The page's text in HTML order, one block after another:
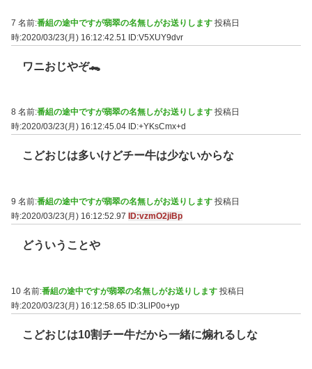
7 名前:番組の途中ですが翡翠の名無しがお送りします 投稿日
時:2020/03/23(月) 16:12:42.51 ID:V5XUY9dvr
ワニおじやぞ🐊
8 名前:番組の途中ですが翡翠の名無しがお送りします 投稿日
時:2020/03/23(月) 16:12:45.04 ID:+YKsCmx+d
こどおじは多いけどチー牛は少ないからな
9 名前:番組の途中ですが翡翠の名無しがお送りします 投稿日
時:2020/03/23(月) 16:12:52.97
ID:vzmO2jiBp
どういうことや
10 名前:番組の途中ですが翡翠の名無しがお送りします 投稿日
時:2020/03/23(月) 16:12:58.65 ID:3LlP0o+yp
こどおじは10割チー牛だから一緒に煽れるしな